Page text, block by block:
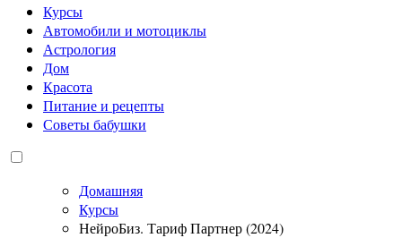
Курсы
Автомобили и мотоциклы
Астрология
Дом
Красота
Питание и рецепты
Советы бабушки
Домашняя
Курсы
НейроБиз. Тариф Партнер (2024)